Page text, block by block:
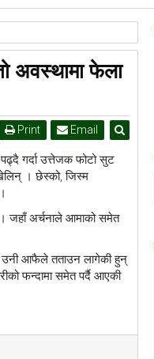
अवस्थामा फेला
Print Email
गर्दा उत्तेजक फोटो सुट
। छेस्को, जिस्म
। जहाँ अर्चनाले आमाको समेत
उनी आफैले तताउन लागेकी हुन्
फन्दामा समेत पर्दै आएकी